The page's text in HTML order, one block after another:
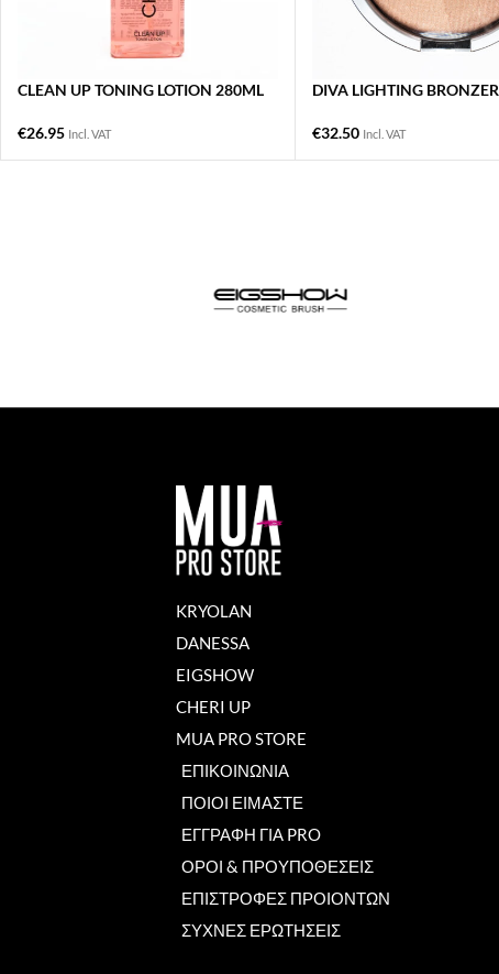
CLEAN UP TONING LOTION 280ML
€26.95 Incl. VAT
DIVA LIGHTING BRONZER
€32.50 Incl. VAT
KRYOLAN
DANESSA
EIGSHOW
CHERI UP
MUA PRO STORE
ΕΠΙΚΟΙΝΩΝΙΑ
ΠΟΙΟΙ ΕΙΜΑΣΤΕ
ΕΓΓΡΑΦΗ ΓΙΑ PRO
ΟΡΟΙ & ΠΡΟΥΠΟΘΕΣΕΙΣ
ΕΠΙΣΤΡΟΦΕΣ ΠΡΟΙΟΝΤΩΝ
ΣΥΧΝΕΣ ΕΡΩΤΗΣΕΙΣ